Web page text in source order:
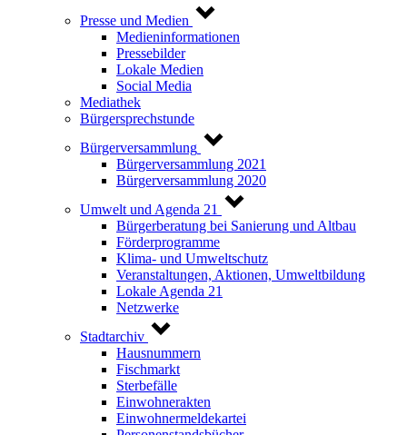
Presse und Medien
Medieninformationen
Pressebilder
Lokale Medien
Social Media
Mediathek
Bürgersprechstunde
Bürgerversammlung
Bürgerversammlung 2021
Bürgerversammlung 2020
Umwelt und Agenda 21
Bürgerberatung bei Sanierung und Altbau
Förderprogramme
Klima- und Umweltschutz
Veranstaltungen, Aktionen, Umweltbildung
Lokale Agenda 21
Netzwerke
Stadtarchiv
Hausnummern
Fischmarkt
Sterbefälle
Einwohnerakten
Einwohnermeldekartei